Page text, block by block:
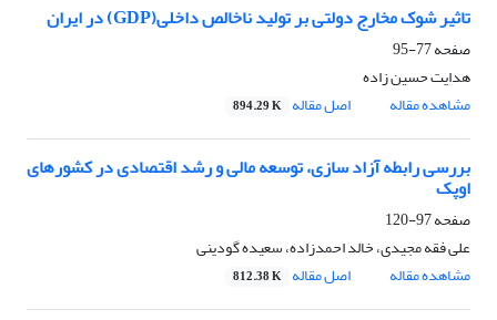
تاثیر شوک مخارج دولتی بر تولید ناخالص داخلی(GDP) در ایران
صفحه77-95
هدایت حسین زاده
مشاهده مقاله
اصل مقاله 894.29 K
بررسی رابطه آزاد سازی، توسعه مالی و رشد اقتصادی در کشورهای
اوپک
صفحه97-120
علی فقه مجیدی، خالد احمدزاده، سعیده گودینی
مشاهده مقاله
اصل مقاله 812.38 K